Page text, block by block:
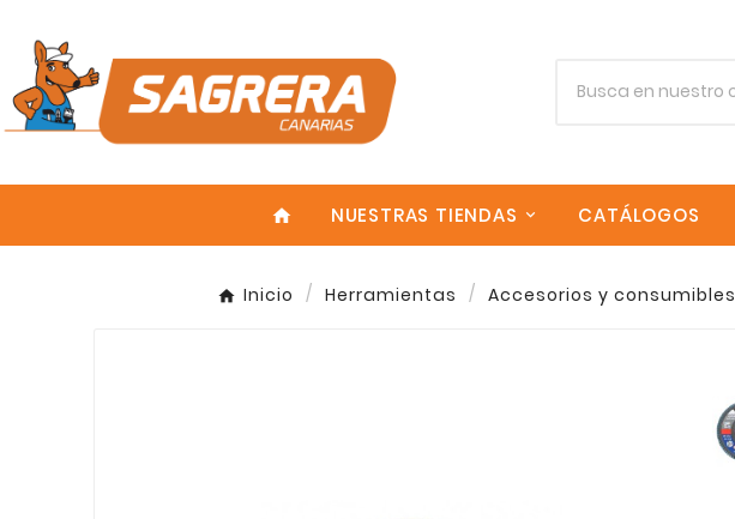
home NUESTRAS TIENDAS CATÁLOGOS
Inicio Herramientas Accesorios y consumibles